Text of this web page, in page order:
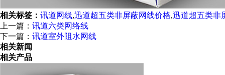
相关标签： 讯道网线,迅道超五类非屏蔽网线价格,迅道超五类非
上一篇： 讯道六类网络线
下一篇： 讯道室外阻水网线
相关新闻
相关产品